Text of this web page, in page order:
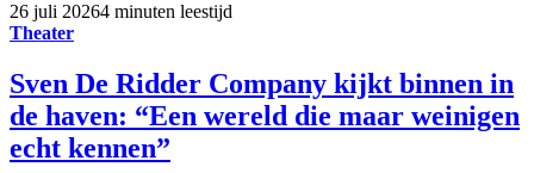
26 juli 20264 minuten leestijd
Theater
Sven De Ridder Company kijkt binnen in
de haven: “Een wereld die maar weinigen
echt kennen”